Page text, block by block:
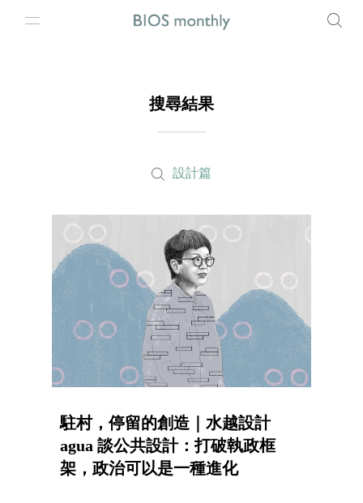
搜尋結果
設計篇
駐村，停留的創造｜水越設計
agua 談公共設計：打破執政框
架，政治可以是一種進化